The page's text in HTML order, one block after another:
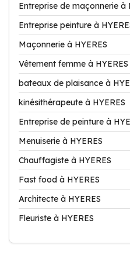
Entreprise de maçonnerie à
Entreprise peinture à
Maçonnerie à HYERES
Vêtement femme à HYERES
bateaux de plaisance à
kinésithérapeute à HYERES
Entreprise de peinture à
Menuiserie à HYERES
Chauffagiste à HYERES
Fast food à HYERES
Architecte à HYERES
Fleuriste à HYERES